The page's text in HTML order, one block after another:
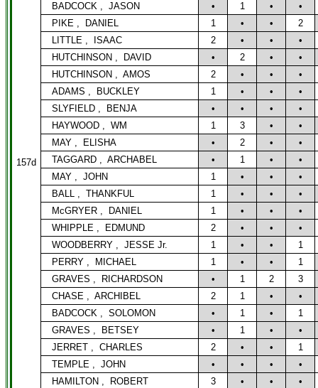
BADCOCK , JASON • 1 •
•
PIKE ,
DANIEL 1 • •
2
LITTLE ,
ISAAC 2 • •
•
HUTCHINSON ,
DAVID • 2 •
•
HUTCHINSON , AMOS 2 • •
•
ADAMS ,
BUCKLEY 1 • •
•
SLYFIELD ,
BENJA • • •
•
HAYWOOD , WM 1 3 •
•
MAY ,
ELISHA • 2 •
•
157d
TAGGARD , ARCHABEL • 1 •
•
MAY , JOHN 1 • •
•
BALL , THANKFUL 1 • •
•
McGRYER ,
DANIEL 1 • •
•
WHIPPLE ,
EDMUND 2 • •
•
WOODBERRY , JESSE Jr. 1 • •
1
PERRY ,
MICHAEL 1 • •
1
GRAVES ,
RICHARDSON • 1 2
3
CHASE , ARCHIBEL 2 1 •
•
BADCOCK , SOLOMON • 1 •
1
GRAVES ,
BETSEY • 1 •
•
JERRET , CHARLES 2 • •
1
TEMPLE , JOHN • • •
•
HAMILTON ,
ROBERT 3 • •
•